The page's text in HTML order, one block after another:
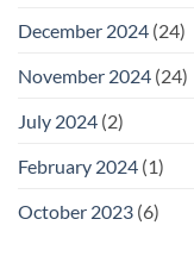
December 2024 (24)
November 2024 (24)
July 2024 (2)
February 2024 (1)
October 2023 (6)